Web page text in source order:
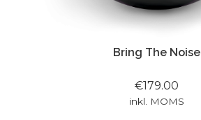
Bring The Noise
€179.00
inkl. MOMS